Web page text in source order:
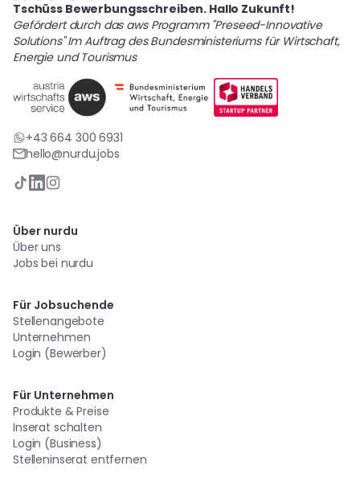
Tschüss Bewerbungsschreiben. Hallo Zukunft!
Gefördert durch das aws Programm "Preseed-Innovative
Solutions" Im Auftrag des Bundesministeriums für Wirtschaft,
Energie und Tourismus
+43 664 300 6931
hello@nurdu.jobs
Über nurdu
Über uns
Jobs bei nurdu
Für Jobsuchende
Stellenangebote
Unternehmen
Login (Bewerber)
Für Unternehmen
Produkte & Preise
Inserat schalten
Login (Business)
Stelleninserat entfernen